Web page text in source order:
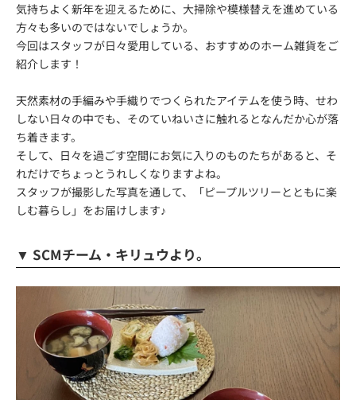
気持ちよく新年を迎えるために、大掃除や模様替えを進めている
方々も多いのではないでしょうか。
今回はスタッフが日々愛用している、おすすめのホーム雑貨をご
紹介します！
天然素材の手編みや手織りでつくられたアイテムを使う時、せわ
しない日々の中でも、そのていねいさに触れるとなんだか心が落
ち着きます。
そして、日々を過ごす空間にお気に入りのものたちがあると、そ
れだけでちょっとうれしくなりますよね。
スタッフが撮影した写真を通して、「ピープルツリーとともに楽
しむ暮らし」をお届けします♪
▼ SCMチーム・キリュウより。